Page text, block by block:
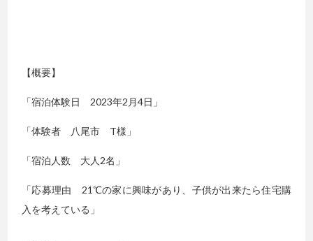
【概要】
「宿泊体験日 2023年2月4日」
「体験者 八尾市 T様」
「宿泊人数 大人2名」
「応募理由 21℃の家に興味があり、子供が出来たら住宅購
入を考えている」